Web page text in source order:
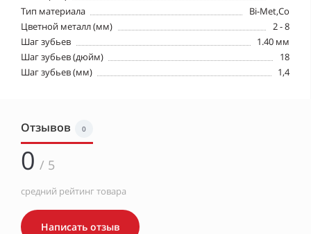
Тип материала
Bi-Met,Co
Цветной металл (мм)
2 - 8
Шаг зубьев
1.40 мм
Шаг зубьев (дюйм)
18
Шаг зубьев (мм)
1,4
Отзывов 0
0 / 5
средний рейтинг товара
Написать отзыв